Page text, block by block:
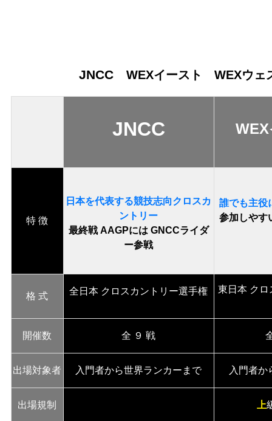
JNCC WEXイースト WEXウ
JNCC
特 徴
日本を代表する競技志向クロスカ
ントリー
最終戦 AAGPには GNCCライダ
ー参戦
誰でも主
参加しやす
格 式 全日本 クロスカントリー選手権 東日本 クロ
開催数 全 ９ 戦
出場対象者 入門者から世界ランカーまで 入門者か
出場規制 上